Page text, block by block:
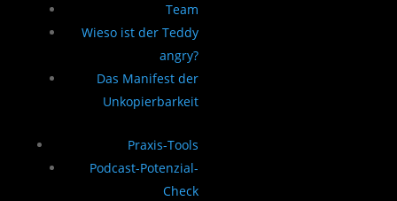
Team
Wieso ist der Teddy
angry?
Das Manifest der
Unkopierbarkeit
Praxis-Tools
Podcast-Potenzial-
Check